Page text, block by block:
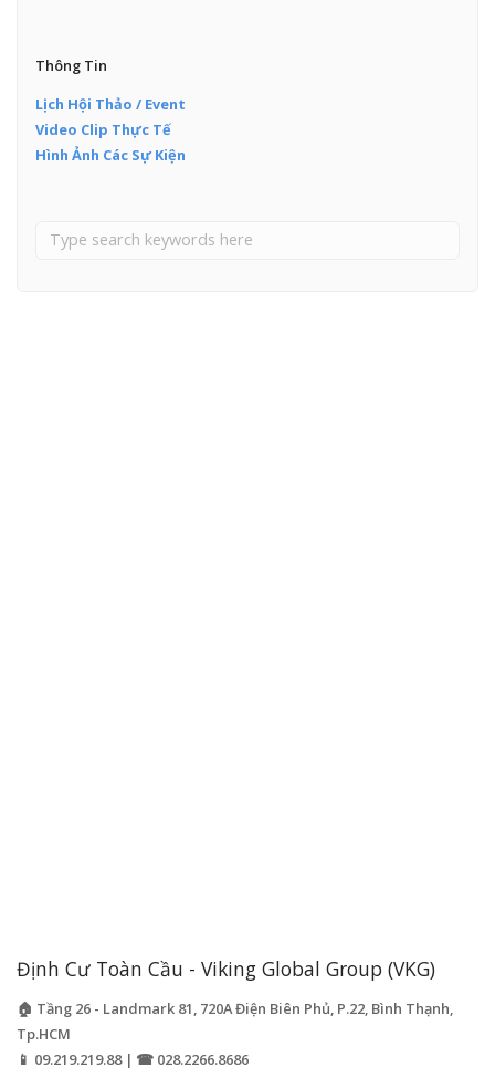
Thông Tin
Lịch Hội Thảo / Event
Video Clip Thực Tế
Hình Ảnh Các Sự Kiện
Định Cư Toàn Cầu - Viking Global Group (VKG)
🏠 Tầng 26 - Landmark 81, 720A Điện Biên Phủ, P.22, Bình Thạnh,
Tp.HCM
📱 09.219.219.88 | ☎ 028.2266.8686